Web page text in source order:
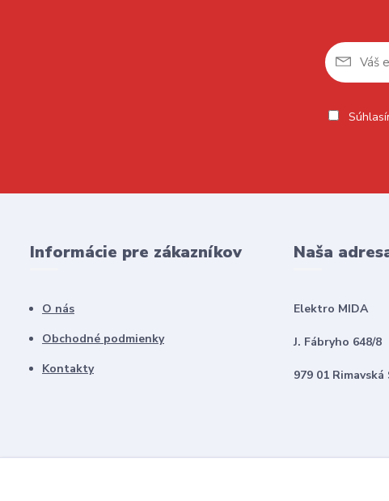
Informácie pre zákazníkov
O nás
Obchodné podmienky
Kontakty
Naša
Elektro MIDA
J. Fábryho 648/8
979 01